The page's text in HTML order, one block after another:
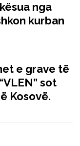
nga
kurban
e grave të
sot
Kosovë.